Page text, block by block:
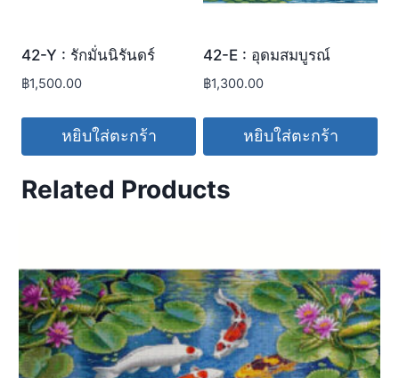
42-Y : รักมั่นนิรันดร์
฿1,500.00
หยิบใส่ตะกร้า
42-E : อุดมสมบูรณ์
฿1,300.00
หยิบใส่ตะกร้า
Related Products